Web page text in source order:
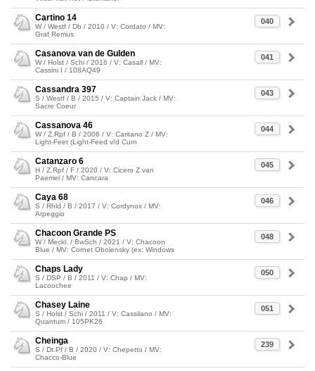
040
Cartino 14
W / Westf / Db / 2010 / V: Cordato / MV:
Graf Remus
041
Casanova van de Gulden
W / Holst / Schi / 2016 / V: Casall / MV:
Cassini I / 108AQ49
043
Cassandra 397
S / Westf / B / 2015 / V: Captain Jack / MV:
Sacre Coeur
044
Cassanova 46
W / Z.Rpf / B / 2006 / V: Caritano Z / MV:
Light-Feet (Light-Feed v/d Cum
045
Catanzaro 6
H / Z.Rpf / F / 2020 / V: Cicero Z van
Paemel / MV: Cancara
046
Caya 68
S / Rhld / B / 2017 / V: Cordynox / MV:
Arpeggio
048
Chacoon Grande PS
W / Meckl. / BwSch / 2021 / V: Chacoon
Blue / MV: Cornet Obolensky (ex: Windows
050
Chaps Lady
S / DSP / B / 2011 / V: Chap / MV:
Lacoochee
051
Chasey Laine
S / Holst / Schi / 2011 / V: Cassilano / MV:
Quantum / 105PK26
239
Cheinga
S / Dt.Pf / B / 2020 / V: Chepetto / MV:
Chacco-Blue